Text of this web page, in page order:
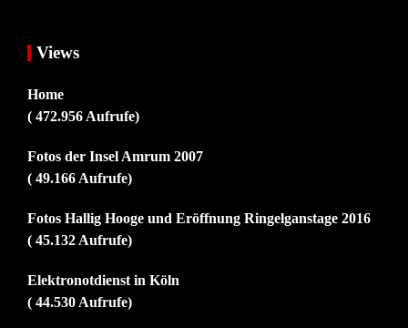
Views
Home
( 472.956 Aufrufe)
Fotos der Insel Amrum 2007
( 49.166 Aufrufe)
Fotos Hallig Hooge und Eröffnung Ringelganstage 2016
( 45.132 Aufrufe)
Elektronotdienst in Köln
( 44.530 Aufrufe)